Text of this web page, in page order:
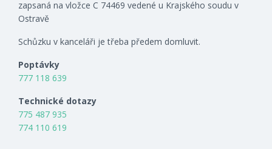
zapsaná na vložce C 74469 vedené u Krajského soudu v
Ostravě
Schůzku v kanceláři je třeba předem domluvit.
Poptávky
777 118 639
Technické dotazy
775 487 935
774 110 619